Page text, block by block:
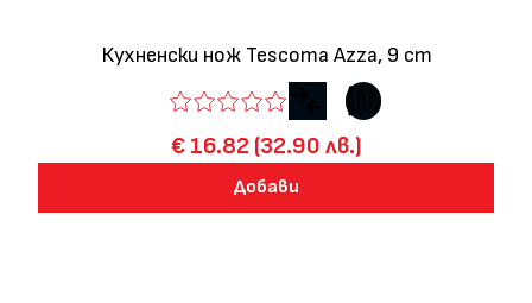
Кухненски нож Tescoma Azza, 9 cm
€ 16.82 (32.90 лв.)
Добави